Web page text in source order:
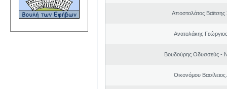
Αποστολάτος
Ανατολάκης
Βουδούρης Οδυσσεύς -
Οικονόμου